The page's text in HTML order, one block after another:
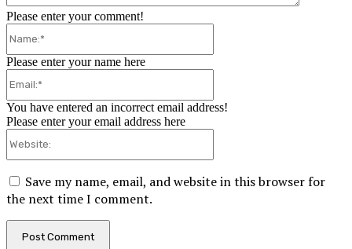
Please enter your comment!
Please enter your name here
You have entered an incorrect email address!
Please enter your email address here
Save my name, email, and website in this browser for
the next time I comment.